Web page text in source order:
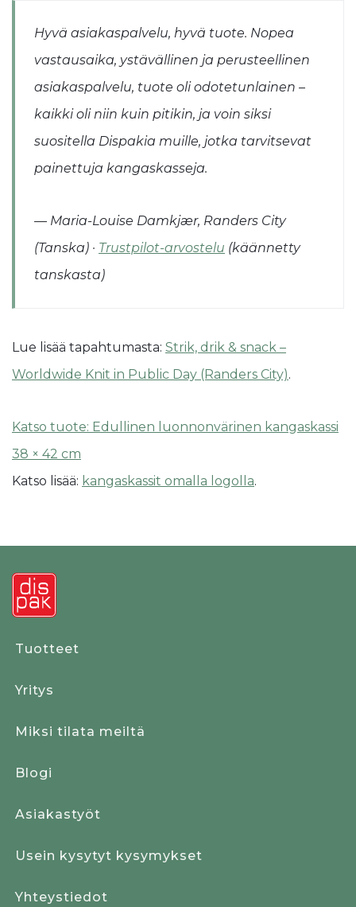
Hyvä asiakaspalvelu, hyvä tuote. Nopea
vastausaika, ystävällinen ja perusteellinen
asiakaspalvelu, tuote oli odotetunlainen –
kaikki oli niin kuin pitikin, ja voin siksi
suositella Dispakia muille, jotka tarvitsevat
painettuja kangaskasseja.
— Maria-Louise Damkjær, Randers City
(Tanska) · Trustpilot-arvostelu (käännetty
tanskasta)
Lue lisää tapahtumasta: Strik, drik & snack –
Worldwide Knit in Public Day (Randers City).
Katso tuote: Edullinen luonnonvärinen kangaskassi
38 × 42 cm
Katso lisää: kangaskassit omalla logolla.
Tuotteet
Yritys
Miksi tilata meiltä
Blogi
Asiakastyöt
Usein kysytyt kysymykset
Yhteystiedot